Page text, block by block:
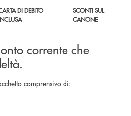
DI DEBITO
SCONTI SUL
CANONE
corrente che
comprensivo di: